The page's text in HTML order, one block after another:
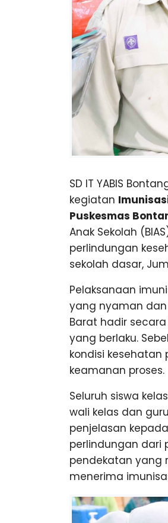
G
u
n
g
SD IT YABIS
kegiatan
Puskesmas
Anak Sekolah
perlindungan
sekolah dasar,
Pelaksanaan
yang nyaman dan
Barat hadir
yang berlaku.
kondisi
keamanan proses.
Seluruh siswa
wali kelas dan
penjelasan
perlindungan dari
pendekatan yang
menerima